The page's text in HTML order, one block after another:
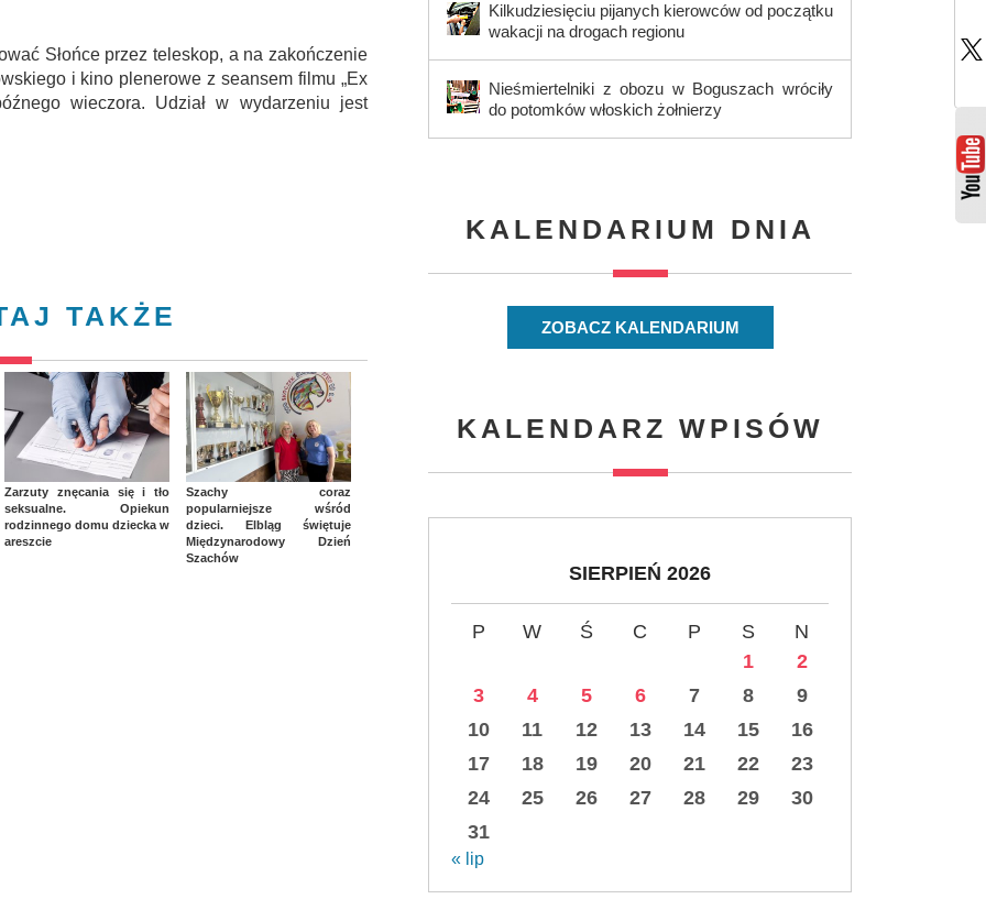
Słońce przez teleskop, a na zakończenie
i kino plenerowe z seansem filmu „Ex
wieczora. Udział w wydarzeniu jest
TAKŻE
Zarzuty znęcania się i tło
seksualne. Opiekun
rodzinnego domu dziecka w
areszcie
Szachy coraz
popularniejsze wśród
dzieci. Elbląg świętuje
Międzynarodowy Dzień
Szachów
Kilkudziesięciu pijanych kierowców od początku
wakacji na drogach regionu
Nieśmiertelniki z obozu w Boguszach wróciły
do potomków włoskich żołnierzy
KALENDARIUM DNIA
ZOBACZ KALENDARIUM
KALENDARZ WPISÓW
SIERPIEŃ 2026
P W Ś C P S
N
1
2
3
4 5 6 7 8
9
10
11 12 13 14 15
16
17
18 19 20 21 22
23
24
25 26 27 28 29
30
31
« lip